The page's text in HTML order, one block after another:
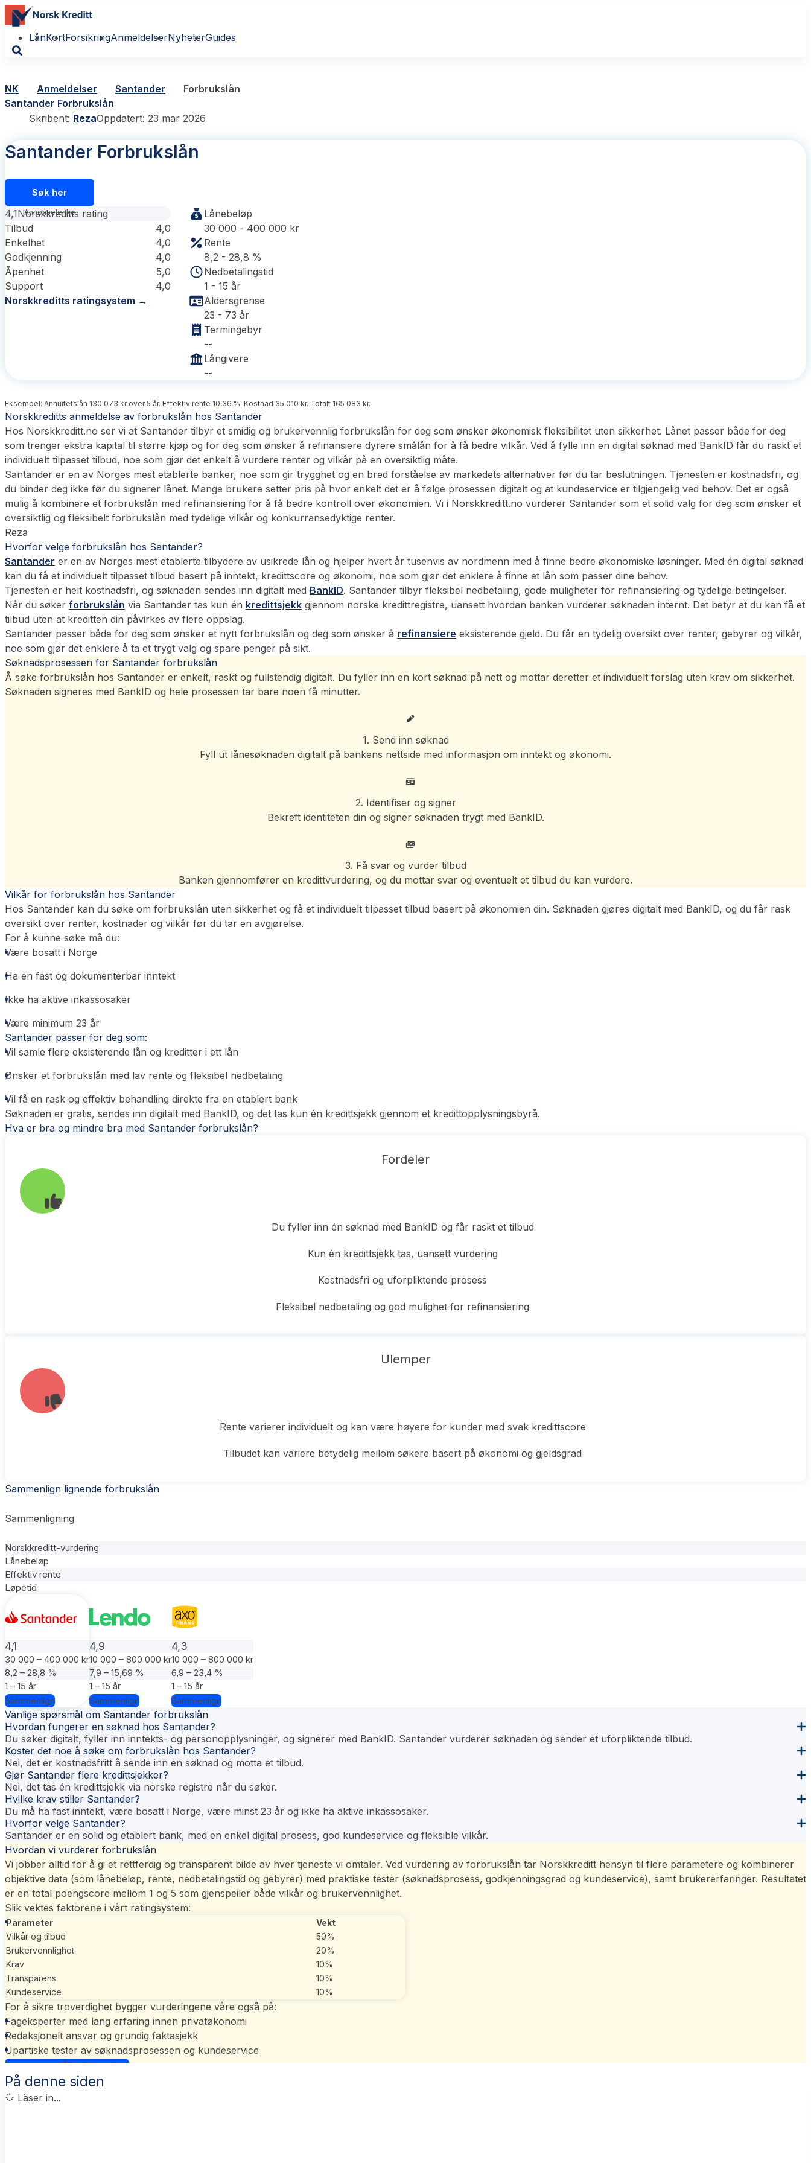
LånKortForsikringAnmeldelserNyheterGuides
NK Anmeldelser Santander
Forbrukslån
Santander Forbrukslån
Skribent: RezaOppdatert: 23 mar 2026
Santander Forbrukslån
Søk her
4,1Norskkreditts rating
Tilbud
4,0
Enkelhet
4,0
Godkjenning
4,0
Åpenhet
5,0
Support
4,0
Norskkreditts ratingsystem →
Lånebeløp
30 000 - 400 000 kr
Rente
8,2 - 28,8 %
Nedbetalingstid
1 - 15 år
Aldersgrense
23 - 73 år
Termingebyr
--
Långivere
--
Eksempel: Annuitetslån 130 073 kr over 5 år. Effektiv rente 10,36 %. Kostnad 35 010 kr. Totalt 165 083 kr.
Norskkreditts anmeldelse av forbrukslån hos Santander
Hos Norskkreditt.no ser vi at Santander tilbyr et smidig og brukervennlig forbrukslån for deg som ønsker økonomisk fleksibilitet uten sikkerhet. Lånet passer både for deg
som trenger ekstra kapital til større kjøp og for deg som ønsker å refinansiere dyrere smålån for å få bedre vilkår. Ved å fylle inn en digital søknad med BankID får du raskt et
individuelt tilpasset tilbud, noe som gjør det enkelt å vurdere renter og vilkår på en oversiktlig måte.
Santander er en av Norges mest etablerte banker, noe som gir trygghet og en bred forståelse av markedets alternativer før du tar beslutningen. Tjenesten er kostnadsfri, og
du binder deg ikke før du signerer lånet. Mange brukere setter pris på hvor enkelt det er å følge prosessen digitalt og at kundeservice er tilgjengelig ved behov. Det er også
mulig å kombinere et forbrukslån med refinansiering for å få bedre kontroll over økonomien. Vi i Norskkreditt.no vurderer Santander som et solid valg for deg som ønsker et
oversiktlig og fleksibelt forbrukslån med tydelige vilkår og konkurransedyktige renter.
Reza
Hvorfor velge forbrukslån hos Santander?
Santander er en av Norges mest etablerte tilbydere av usikrede lån og hjelper hvert år tusenvis av nordmenn med å finne bedre økonomiske løsninger. Med én digital søknad
kan du få et individuelt tilpasset tilbud basert på inntekt, kredittscore og økonomi, noe som gjør det enklere å finne et lån som passer dine behov.
Tjenesten er helt kostnadsfri, og søknaden sendes inn digitalt med BankID. Santander tilbyr fleksibel nedbetaling, gode muligheter for refinansiering og tydelige betingelser.
Når du søker forbrukslån via Santander tas kun én kredittsjekk gjennom norske kredittregistre, uansett hvordan banken vurderer søknaden internt. Det betyr at du kan få et
tilbud uten at kreditten din påvirkes av flere oppslag.
Santander passer både for deg som ønsker et nytt forbrukslån og deg som ønsker å refinansiere eksisterende gjeld. Du får en tydelig oversikt over renter, gebyrer og vilkår,
noe som gjør det enklere å ta et trygt valg og spare penger på sikt.
Søknadsprosessen for Santander forbrukslån
Å søke forbrukslån hos Santander er enkelt, raskt og fullstendig digitalt. Du fyller inn en kort søknad på nett og mottar deretter et individuelt forslag uten krav om sikkerhet.
Søknaden signeres med BankID og hele prosessen tar bare noen få minutter.
1. Send inn søknad
Fyll ut lånesøknaden digitalt på bankens nettside med informasjon om inntekt og økonomi.
2. Identifiser og signer
Bekreft identiteten din og signer søknaden trygt med BankID.
3. Få svar og vurder tilbud
Banken gjennomfører en kredittvurdering, og du mottar svar og eventuelt et tilbud du kan vurdere.
Vilkår for forbrukslån hos Santander
Hos Santander kan du søke om forbrukslån uten sikkerhet og få et individuelt tilpasset tilbud basert på økonomien din. Søknaden gjøres digitalt med BankID, og du får rask
oversikt over renter, kostnader og vilkår før du tar en avgjørelse.
For å kunne søke må du:
Være bosatt i Norge
Ha en fast og dokumenterbar inntekt
Ikke ha aktive inkassosaker
Være minimum 23 år
Santander passer for deg som:
Vil samle flere eksisterende lån og kreditter i ett lån
Ønsker et forbrukslån med lav rente og fleksibel nedbetaling
Vil få en rask og effektiv behandling direkte fra en etablert bank
Søknaden er gratis, sendes inn digitalt med BankID, og det tas kun én kredittsjekk gjennom et kredittopplysningsbyrå.
Hva er bra og mindre bra med Santander forbrukslån?
Fordeler
Du fyller inn én søknad med BankID og får raskt et tilbud
Kun én kredittsjekk tas, uansett vurdering
Kostnadsfri og uforpliktende prosess
Fleksibel nedbetaling og god mulighet for refinansiering
Ulemper
Rente varierer individuelt og kan være høyere for kunder med svak kredittscore
Tilbudet kan variere betydelig mellom søkere basert på økonomi og gjeldsgrad
Sammenlign lignende forbrukslån
Sammenligning
Norskkreditt-vurdering
Lånebeløp
Effektiv rente
Løpetid
4,1
30 000 – 400 000 kr
8,2 – 28,8 %
1 – 15 år
Sammenlign
4,9
10 000 – 800 000 kr
7,9 – 15,69 %
1 – 15 år
Sammenlign
4,3
10 000 – 800 000 kr
6,9 – 23,4 %
1 – 15 år
Sammenlign
Vanlige spørsmål om Santander forbrukslån
Hvordan fungerer en søknad hos Santander?
Du søker digitalt, fyller inn inntekts- og personopplysninger, og signerer med BankID. Santander vurderer søknaden og sender et uforpliktende tilbud.
Koster det noe å søke om forbrukslån hos Santander?
Nei, det er kostnadsfritt å sende inn en søknad og motta et tilbud.
Gjør Santander flere kredittsjekker?
Nei, det tas én kredittsjekk via norske registre når du søker.
Hvilke krav stiller Santander?
Du må ha fast inntekt, være bosatt i Norge, være minst 23 år og ikke ha aktive inkassosaker.
Hvorfor velge Santander?
Santander er en solid og etablert bank, med en enkel digital prosess, god kundeservice og fleksible vilkår.
Hvordan vi vurderer forbrukslån
Vi jobber alltid for å gi et rettferdig og transparent bilde av hver tjeneste vi omtaler. Ved vurdering av forbrukslån tar Norskkreditt hensyn til flere parametere og kombinerer
objektive data (som lånebeløp, rente, nedbetalingstid og gebyrer) med praktiske tester (søknadsprosess, godkjenningsgrad og kundeservice), samt brukererfaringer. Resultatet
er en total poengscore mellom 1 og 5 som gjenspeiler både vilkår og brukervennlighet.
Slik vektes faktorene i vårt ratingsystem:
Parameter
Vekt
Vilkår og tilbud
50%
Brukervennlighet
20%
Krav
10%
Transparens
10%
Kundeservice
10%
For å sikre troverdighet bygger vurderingene våre også på:
Fageksperter med lang erfaring innen privatøkonomi
Redaksjonelt ansvar og grundig faktasjekk
Upartiske tester av søknadsprosessen og kundeservice
Les mer om vårt ratingsystem
På denne siden
Läser in...